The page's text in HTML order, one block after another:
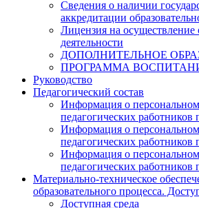
Сведения о наличии
аккредитации
Лицензия на осуществление
деятельности
ДОПОЛНИТЕЛЬНОЕ
ПРОГРАММА
Руководство
Педагогический состав
Информация о персональном
педагогических
Информация о персональном
педагогических
Информация о персональном
педагогических
Материально-техническое
образовательного процесса.
Доступная среда